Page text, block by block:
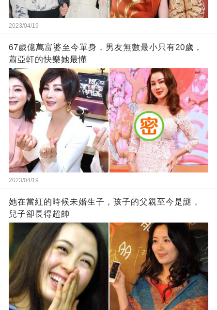
2023/04/19
67歲億萬富婆至今單身，男友無數最小只有20歲，
蕭亞軒的快樂她最懂
2023/04/19
她在當紅的時候未婚生子，孩子的父親至今是謎，
兒子卻長得超帥